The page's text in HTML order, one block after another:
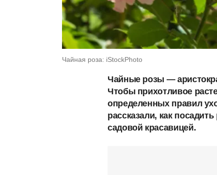
Чайная роза: iStockPhoto
Чайные розы —
Чтобы прихотливое
определенных правил
рассказали, как
садовой красавицей.